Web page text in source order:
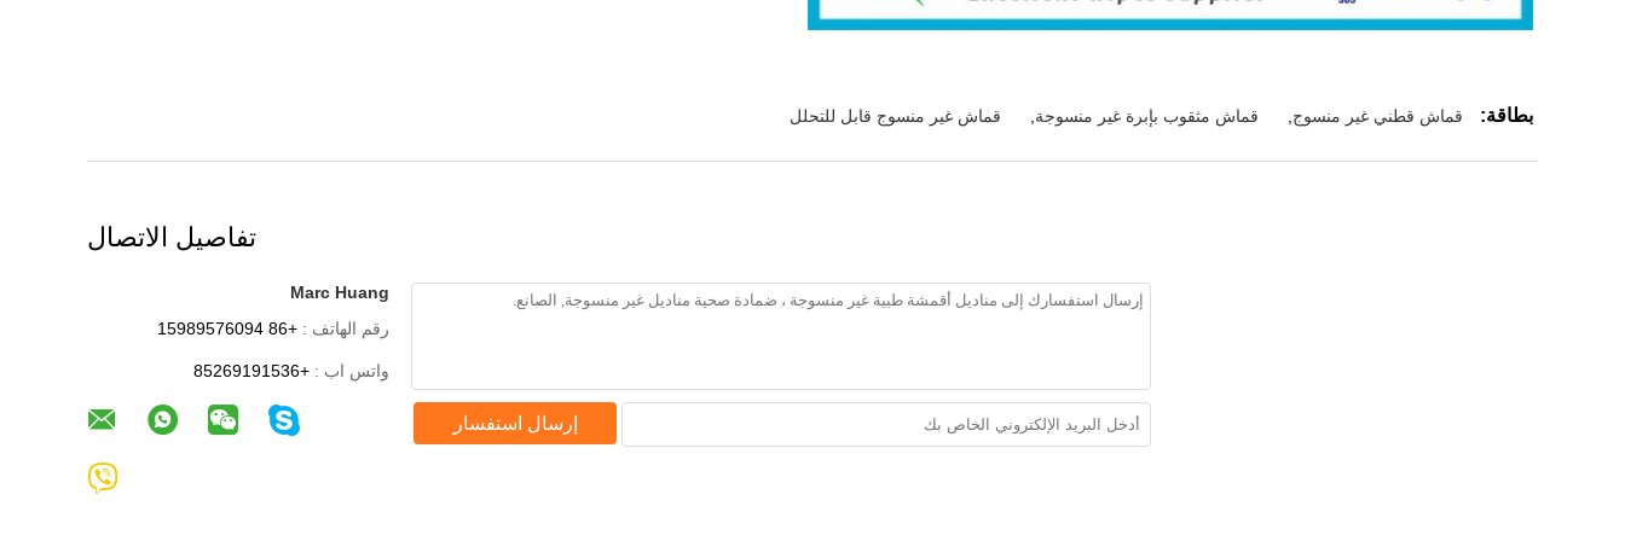
بطاقة: قماش قطني غير منسوج قماش مثقوب بإبرة غير منسوجة قماش غير منسوج قابل للتحلل
تفاصيل الاتصال
Marc Huang
رقم الهاتف : +86 15989576094
واتس اب : +85269191536
إرسال استفسار